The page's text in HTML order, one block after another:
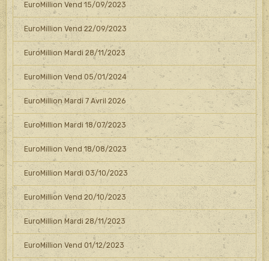
EuroMillion Vend 15/09/2023
EuroMillion Vend 22/09/2023
EuroMillion Mardi 28/11/2023
EuroMillion Vend 05/01/2024
EuroMillion Mardi 7 Avril 2026
EuroMillion Mardi 18/07/2023
EuroMillion Vend 18/08/2023
EuroMillion Mardi 03/10/2023
EuroMillion Vend 20/10/2023
EuroMillion Mardi 28/11/2023
EuroMillion Vend 01/12/2023